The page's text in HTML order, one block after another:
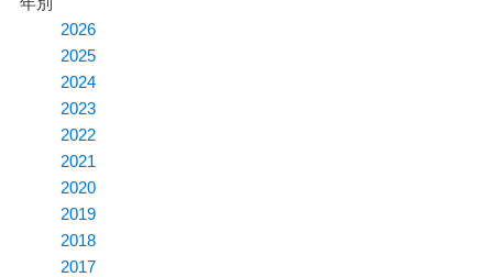
2026
2025
2024
2023
2022
2021
2020
2019
2018
2017